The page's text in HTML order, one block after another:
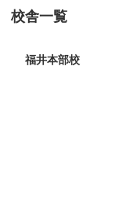
校舎一覧
福井本部校